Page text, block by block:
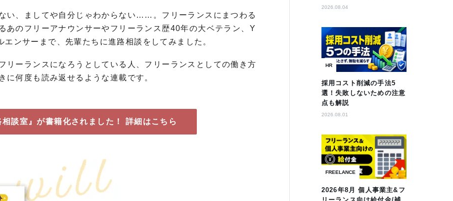
い、ましてや自分じゃわからない……。フリーランスにまつわる
あのフリーアナウンサーやフリーランス歴40年の大ベテラン、Y
ンサーまで、先輩たちに進路相談をしてみました。
リーランスになろうとしている人、フリーランスとしての働き方
に何度も読み返せるような連載です。
相談室』が書籍化されました！ 詳細はこちら
2026.08.04
HR
採用コスト削減の手法5
選！失敗しないための注意
点も解説
2026.08.01
FREELANCE
2026年8月 個人事業主&フ